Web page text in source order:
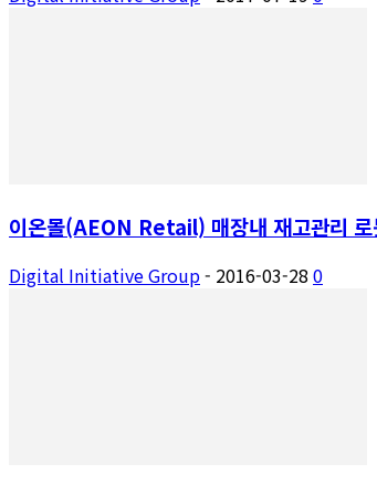
이온몰(AEON Retail) 매장내 재고관리 로
Digital Initiative Group- 2016-03-28 0